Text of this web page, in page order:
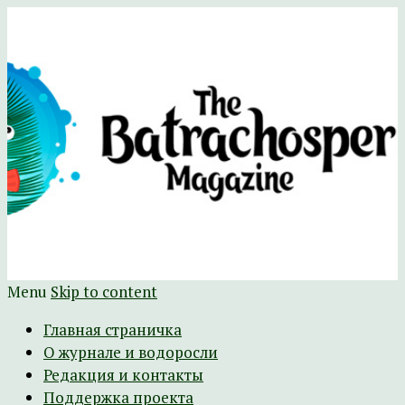
The Batrachospermum Magazine
Батрахоспермум (официальный сайт)
Menu Skip to content
Главная страничка
О журнале и водоросли
Редакция и контакты
Поддержка проекта